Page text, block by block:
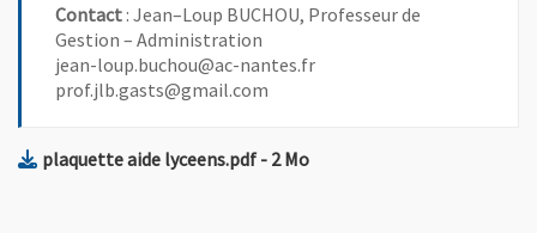
Contact : Jean–Loup BUCHOU, Professeur de
Gestion – Administration
jean-loup.buchou@ac-nantes.fr
prof.jlb.gasts@gmail.com
plaquette aide lyceens.pdf, Fichier au format Pdf
- 2 Mo, Ouvre une nouvelle fenêtre